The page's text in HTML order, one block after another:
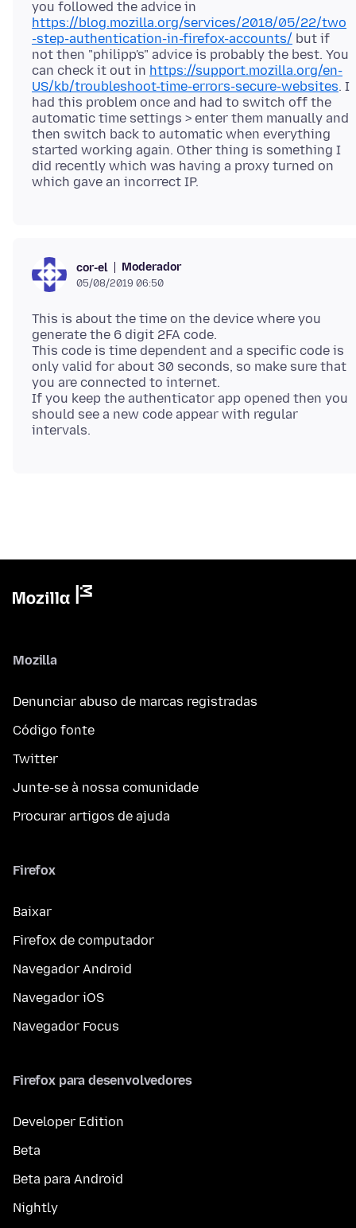
you followed the advice in
https://blog.mozilla.org/services/2018/05/22/two
-step-authentication-in-firefox-accounts/ but if
not then "philipp's" advice is probably the best. You
can check it out in https://support.mozilla.org/en-
US/kb/troubleshoot-time-errors-secure-websites. I
had this problem once and had to switch off the
automatic time settings > enter them manually and
then switch back to automatic when everything
started working again. Other thing is something I
did recently which was having a proxy turned on
cor-el Moderador
05/08/2019 06:50
This is about the time on the device where you
generate the 6 digit 2FA code.
This code is time dependent and a specific code is
only valid for about 30 seconds, so make sure that
you are connected to internet.
If you keep the authenticator app opened then you
should see a new code appear with regular
Mozilla
Denunciar abuso de marcas registradas
Código fonte
Twitter
Junte-se à nossa comunidade
Procurar artigos de ajuda
Firefox
Baixar
Firefox de computador
Navegador Android
Navegador iOS
Navegador Focus
Firefox para desenvolvedores
Developer Edition
Beta
Beta para Android
Nightly